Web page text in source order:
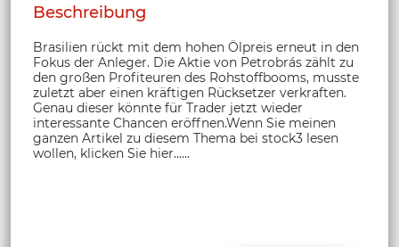
Beschreibung
Brasilien rückt mit dem hohen Ölpreis erneut in den
Fokus der Anleger. Die Aktie von Petrobrás zählt zu
den großen Profiteuren des Rohstoffbooms, musste
zuletzt aber einen kräftigen Rücksetzer verkraften.
Genau dieser könnte für Trader jetzt wieder
interessante Chancen eröffnen.Wenn Sie meinen
ganzen Artikel zu diesem Thema bei stock3 lesen
wollen, klicken Sie hier......